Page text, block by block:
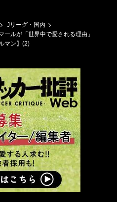
Jリーグ・国内
ルが「世界中で愛される理由」
マン】(2)